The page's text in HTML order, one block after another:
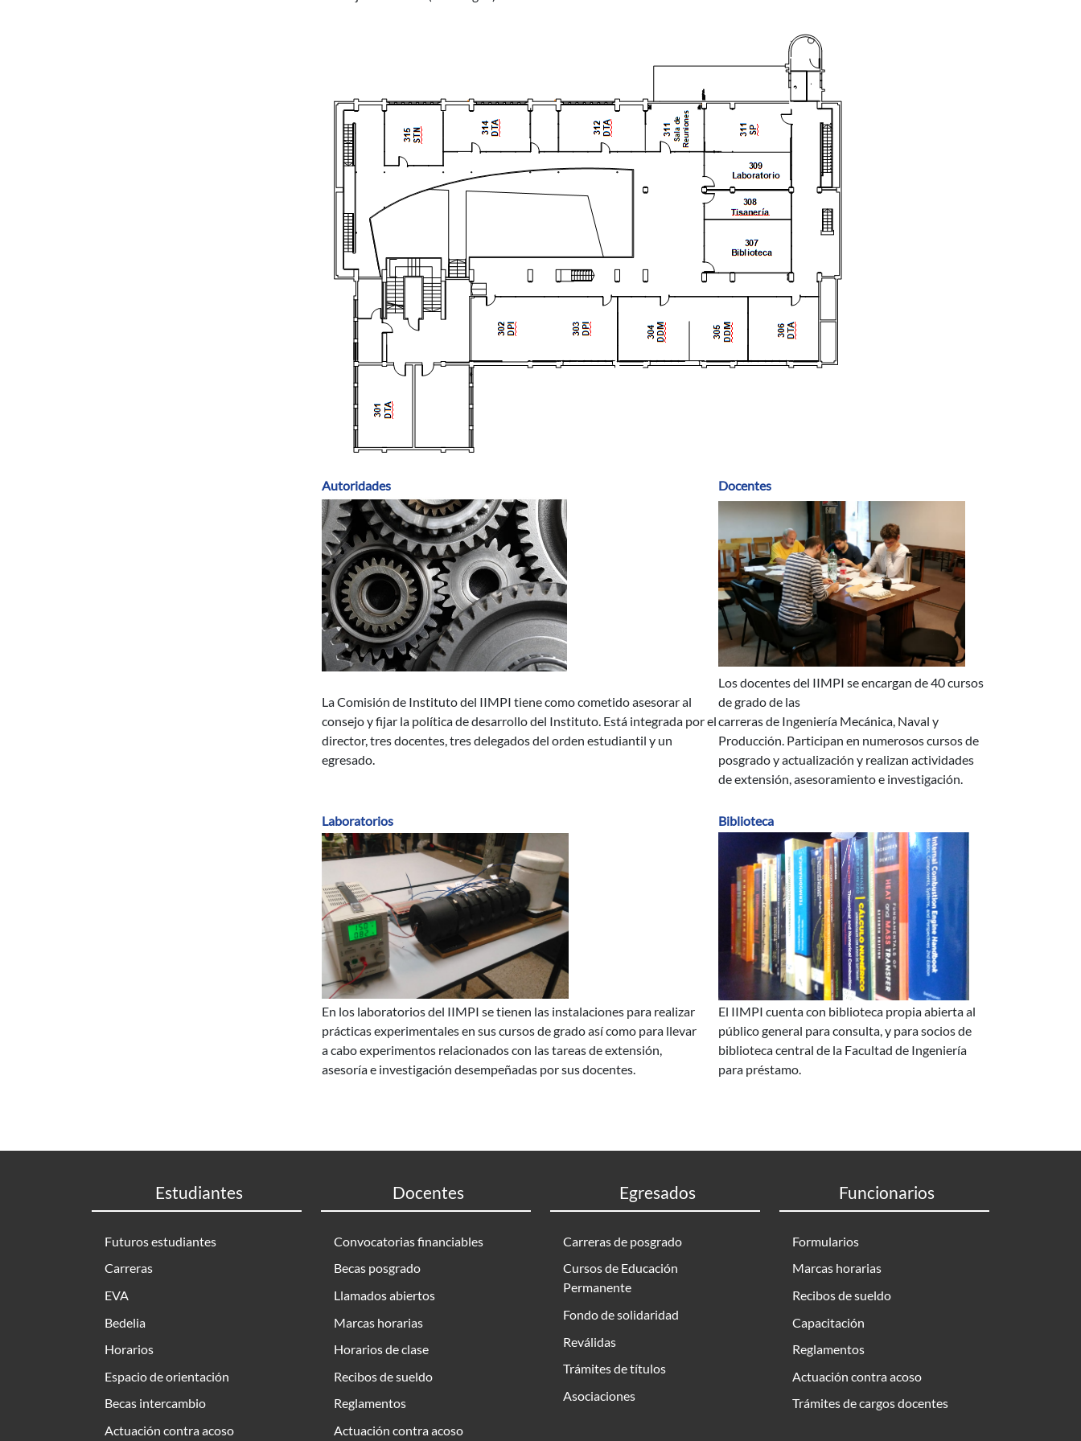
Autoridades Docentes
La Comisión de Instituto del IIMPI tiene como cometido asesorar al
consejo y fijar la política de desarrollo del Instituto. Está integrada por el
director, tres docentes, tres delegados del orden estudiantil y un
egresado.
Los docentes del IIMPI se encargan de 40 cursos
de grado de las
carreras de Ingeniería Mecánica, Naval y
Producción. Participan en numerosos cursos de
posgrado y actualización y realizan actividades
de extensión, asesoramiento e investigación.
Laboratorios Biblioteca
En los laboratorios del IIMPI se tienen las instalaciones para realizar
prácticas experimentales en sus cursos de grado así como para llevar
a cabo experimentos relacionados con las tareas de extensión,
asesoría e investigación desempeñadas por sus docentes.
El IIMPI cuenta con biblioteca propia abierta al
público general para consulta, y para socios de
biblioteca central de la Facultad de Ingeniería
para préstamo.
Estudiantes
Futuros estudiantes
Carreras
EVA
Bedelia
Horarios
Espacio de orientación
Becas intercambio
Actuación contra acoso
Docentes
Convocatorias financiables
Becas posgrado
Llamados abiertos
Marcas horarias
Horarios de clase
Recibos de sueldo
Reglamentos
Actuación contra acoso
Egresados
Carreras de posgrado
Cursos de Educación
Permanente
Fondo de solidaridad
Reválidas
Trámites de títulos
Asociaciones
Funcionarios
Formularios
Marcas horarias
Recibos de sueldo
Capacitación
Reglamentos
Actuación contra acoso
Trámites de cargos docentes